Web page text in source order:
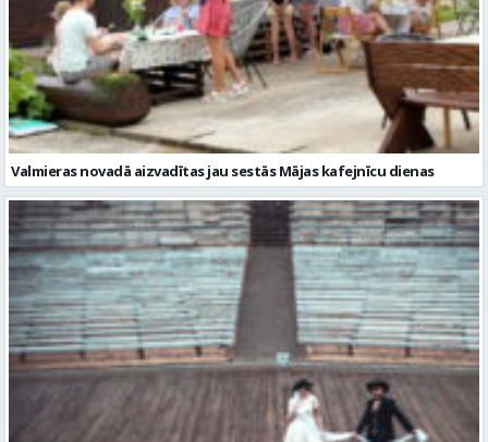
Valmieras novadā aizvadītas jau sestās Mājas kafejnīcu dienas